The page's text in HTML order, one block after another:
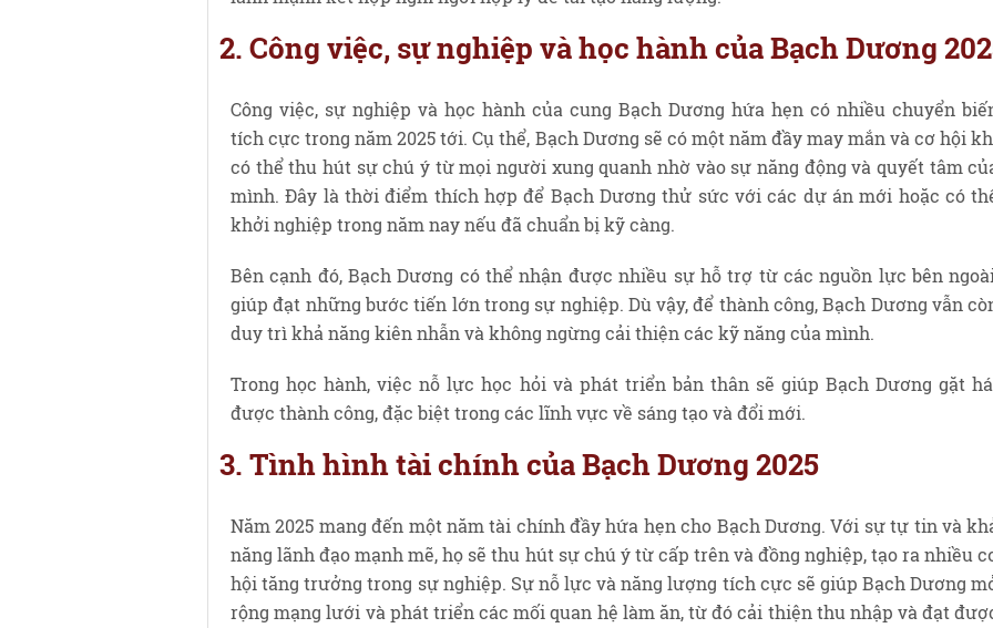
2. Công việc, sự nghiệp và học hành của Bạch Dương
Công việc, sự nghiệp và học hành của cung Bạch Dương hứa hẹn có nhiều chuyển
tích cực trong năm 2025 tới. Cụ thể, Bạch Dương sẽ có một năm đầy may mắn và cơ hội
có thể thu hút sự chú ý từ mọi người xung quanh nhờ vào sự năng động và quyết tâm
mình. Đây là thời điểm thích hợp để Bạch Dương thử sức với các dự án mới hoặc có
khởi nghiệp trong năm nay nếu đã chuẩn bị kỹ càng.
Bên cạnh đó, Bạch Dương có thể nhận được nhiều sự hỗ trợ từ các nguồn lực bên
giúp đạt những bước tiến lớn trong sự nghiệp. Dù vậy, để thành công, Bạch Dương vẫn
duy trì khả năng kiên nhẫn và không ngừng cải thiện các kỹ năng của mình.
Trong học hành, việc nỗ lực học hỏi và phát triển bản thân sẽ giúp Bạch Dương gặt
được thành công, đặc biệt trong các lĩnh vực về sáng tạo và đổi mới.
3. Tình hình tài chính của Bạch Dương 2025
Năm 2025 mang đến một năm tài chính đầy hứa hẹn cho Bạch Dương. Với sự tự tin và
năng lãnh đạo mạnh mẽ, họ sẽ thu hút sự chú ý từ cấp trên và đồng nghiệp, tạo ra nhiều
hội tăng trưởng trong sự nghiệp. Sự nỗ lực và năng lượng tích cực sẽ giúp Bạch Dương
rộng mạng lưới và phát triển các mối quan hệ làm ăn, từ đó cải thiện thu nhập và đạt